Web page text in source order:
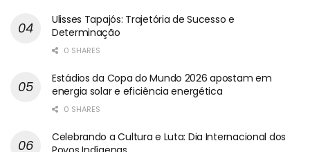
Ulisses Tapajós: Trajetória de Sucesso e
Determinação
0 SHARES
Estádios da Copa do Mundo 2026 apostam em
energia solar e eficiência energética
0 SHARES
Celebrando a Cultura e Luta: Dia Internacional dos